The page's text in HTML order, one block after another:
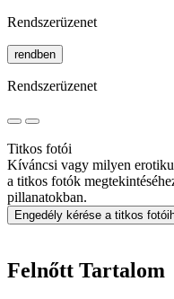
Rendszerüzenet
rendben
Rendszerüzenet
Titkos fotói
Kíváncsi vagy milyen
a titkos fotók
pillanatokban.
Engedély kérése a titkos
Felnőtt Tartalom